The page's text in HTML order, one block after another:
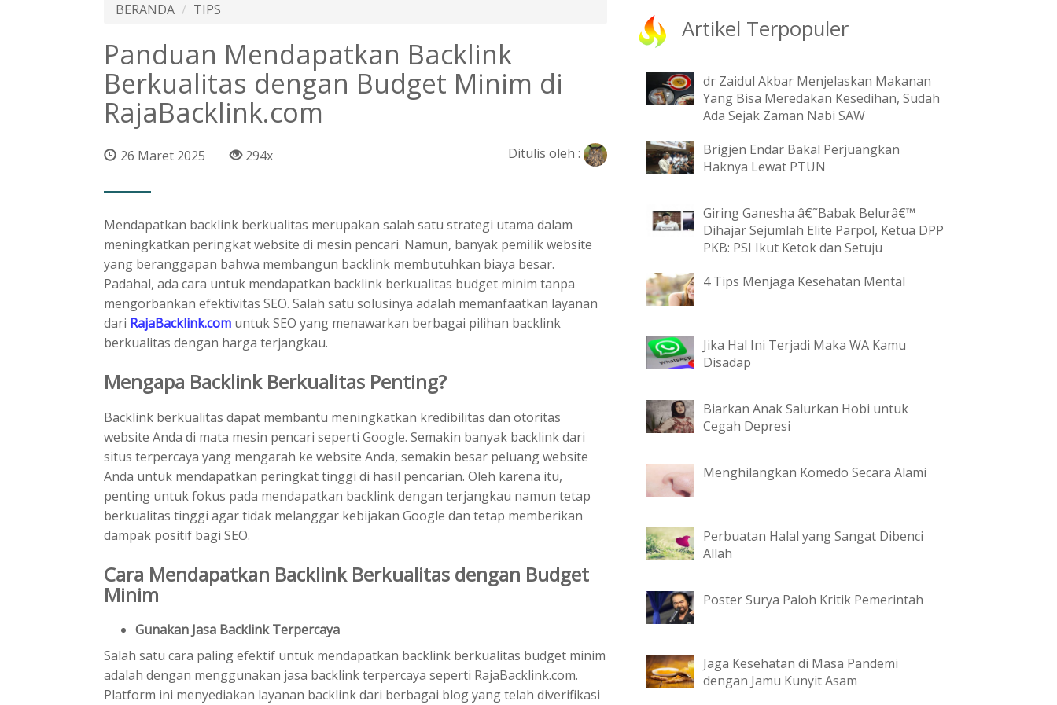
BERANDA TIPS
Panduan Mendapatkan Backlink
Berkualitas dengan Budget Minim di
RajaBacklink.com
26 Maret 2025 294x Ditulis oleh :
Mendapatkan backlink berkualitas merupakan salah satu strategi utama dalam
meningkatkan peringkat website di mesin pencari. Namun, banyak pemilik website
yang beranggapan bahwa membangun backlink membutuhkan biaya besar.
Padahal, ada cara untuk mendapatkan backlink berkualitas budget minim tanpa
mengorbankan efektivitas SEO. Salah satu solusinya adalah memanfaatkan layanan
dari RajaBacklink.com untuk SEO yang menawarkan berbagai pilihan backlink
berkualitas dengan harga terjangkau.
Mengapa Backlink Berkualitas Penting?
Backlink berkualitas dapat membantu meningkatkan kredibilitas dan otoritas
website Anda di mata mesin pencari seperti Google. Semakin banyak backlink dari
situs terpercaya yang mengarah ke website Anda, semakin besar peluang website
Anda untuk mendapatkan peringkat tinggi di hasil pencarian. Oleh karena itu,
penting untuk fokus pada mendapatkan backlink dengan terjangkau namun tetap
berkualitas tinggi agar tidak melanggar kebijakan Google dan tetap memberikan
dampak positif bagi SEO.
Cara Mendapatkan Backlink Berkualitas dengan Budget
Minim
Gunakan Jasa Backlink Terpercaya
Salah satu cara paling efektif untuk mendapatkan backlink berkualitas budget minim
adalah dengan menggunakan jasa backlink terpercaya seperti RajaBacklink.com.
Platform ini menyediakan layanan backlink dari berbagai blog yang telah diverifikasi
Artikel Terpopuler
dr Zaidul Akbar Menjelaskan Makanan
Yang Bisa Meredakan Kesedihan, Sudah
Ada Sejak Zaman Nabi SAW
Brigjen Endar Bakal Perjuangkan
Haknya Lewat PTUN
Giring Ganesha â€˜Babak Belurâ€™
Dihajar Sejumlah Elite Parpol, Ketua DPP
PKB: PSI Ikut Ketok dan Setuju
4 Tips Menjaga Kesehatan Mental
Jika Hal Ini Terjadi Maka WA Kamu
Disadap
Biarkan Anak Salurkan Hobi untuk
Cegah Depresi
Menghilangkan Komedo Secara Alami
Perbuatan Halal yang Sangat Dibenci
Allah
Poster Surya Paloh Kritik Pemerintah
Jaga Kesehatan di Masa Pandemi
dengan Jamu Kunyit Asam